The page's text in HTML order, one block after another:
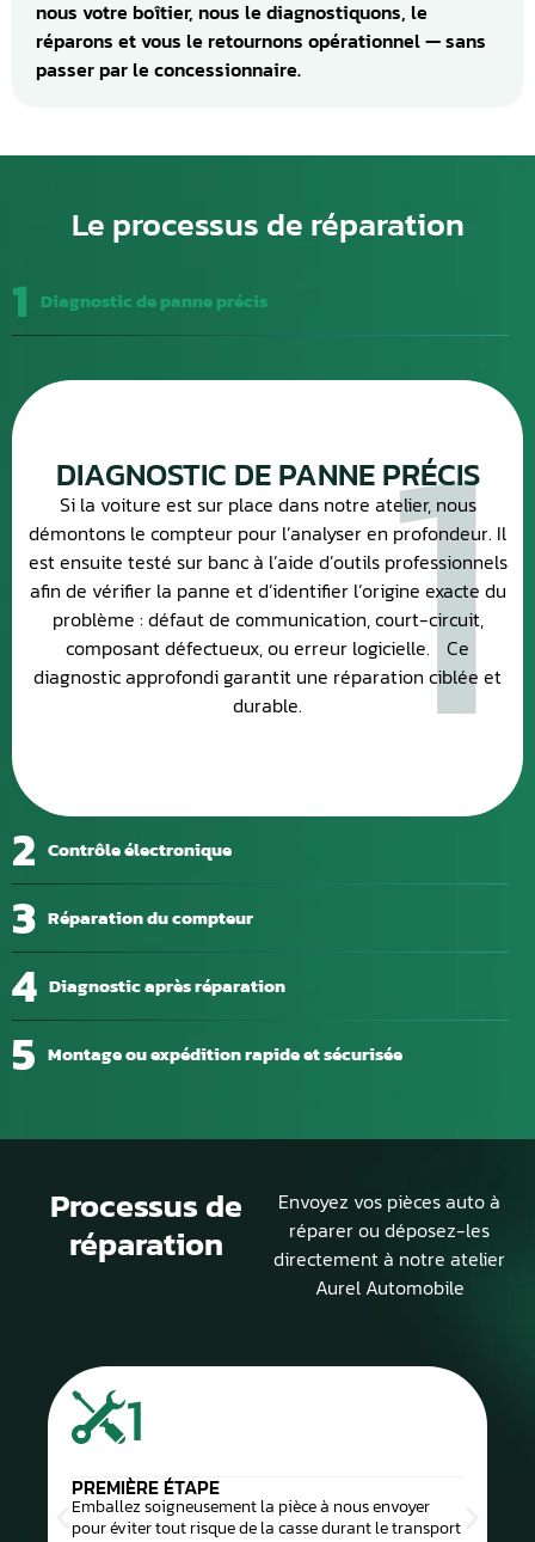
nous votre boîtier, nous le diagnostiquons, le
réparons et vous le retournons opérationnel — sans
passer par le concessionnaire.
Le processus de réparation
1 Diagnostic de panne précis
2 Contrôle électronique
3 Réparation du compteur
4 Diagnostic après réparation
5 Montage ou expédition rapide et sécurisée
1
DIAGNOSTIC DE PANNE PRÉCIS
Si la voiture est sur place dans notre atelier, nous
démontons le compteur pour l’analyser en profondeur. Il
est ensuite testé sur banc à l’aide d’outils professionnels
afin de vérifier la panne et d’identifier l’origine exacte du
problème : défaut de communication, court-circuit,
composant défectueux, ou erreur logicielle. Ce
diagnostic approfondi garantit une réparation ciblée et
durable.
Processus de
réparation
Envoyez vos pièces auto à
réparer ou déposez-les
directement à notre atelier
Aurel Automobile
1
PREMIÈRE ÉTAPE
Emballez soigneusement la pièce à nous envoyer
pour éviter tout risque de la casse durant le transport